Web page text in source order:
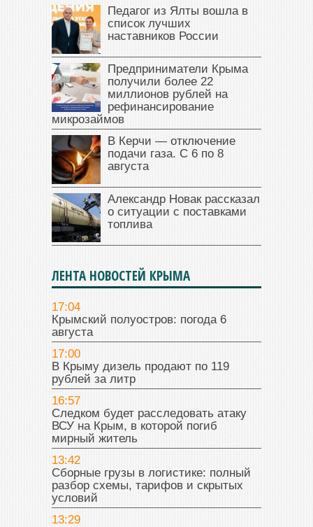
Педагог из Ялты вошла в
список лучших
наставников России
Предприниматели Крыма
получили более 22
миллионов рублей на
рефинансирование
микрозаймов
В Керчи — отключение
подачи газа. С 6 по 8
августа
Александр Новак рассказал
о ситуации с поставками
топлива
ЛЕНТА НОВОСТЕЙ КРЫМА
17:04
Крымский полуостров: погода 6
августа
17:00
В Крыму дизель продают по 119
рублей за литр
16:57
Следком будет расследовать атаку
ВСУ на Крым, в которой погиб
мирный житель
13:42
Сборные грузы в логистике: полный
разбор схемы, тарифов и скрытых
условий
13:29